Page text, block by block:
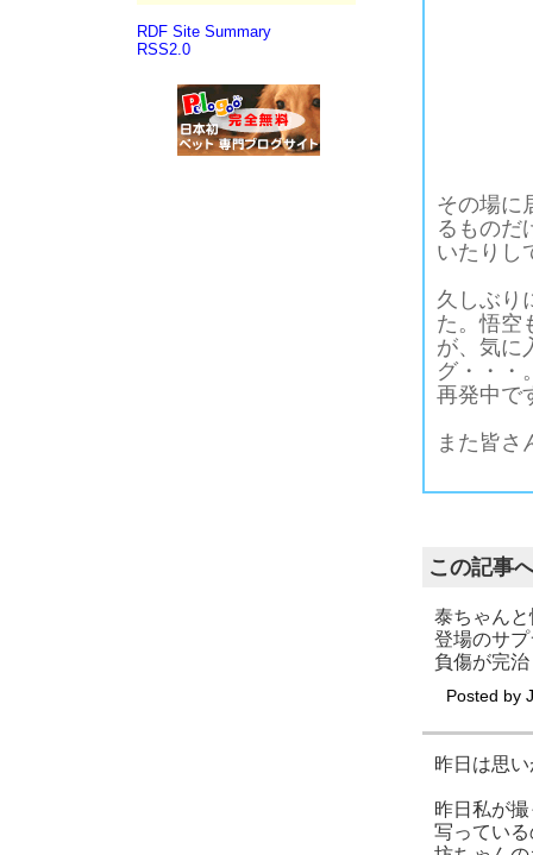
RDF Site Summary
RSS2.0
その場に
るものだ
いたりし
久しぶり
た。悟空
が、気に
グ・・・
再発中で
また皆さ
この記事
泰ちゃん
登場のサ
負傷が完
Posted by
昨日は思
昨日私が
写ってい